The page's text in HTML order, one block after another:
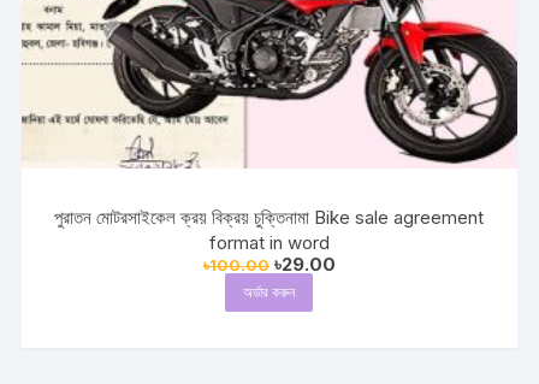
পুরাতন মোটরসাইকেল ক্রয় বিক্রয় চুক্তিনামা Bike sale agreement
format in word
৳100.00 Original
price
was:
৳100.00.
৳29.00Current
অর্ডার করুন